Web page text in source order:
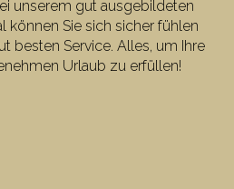
unserem gut ausgebildeten
können Sie sich sicher fühlen
besten Service. Alles, um Ihre
Urlaub zu erfüllen!